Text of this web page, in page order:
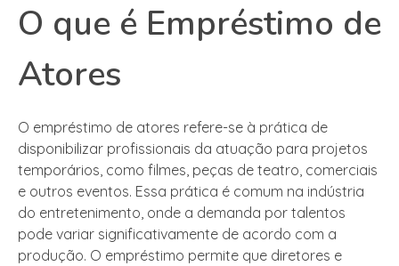
O que é Empréstimo de
Atores
O empréstimo de atores refere-se à prática de
disponibilizar profissionais da atuação para projetos
temporários, como filmes, peças de teatro, comerciais
e outros eventos. Essa prática é comum na indústria
do entretenimento, onde a demanda por talentos
pode variar significativamente de acordo com a
produção. O empréstimo permite que diretores e